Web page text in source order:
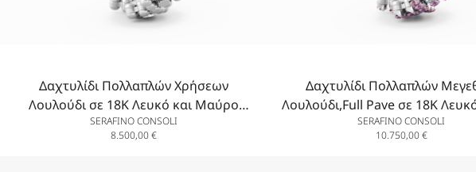
Δαχτυλίδι Πολλαπλών Χρήσεων
Λουλούδι σε 18K Λευκό και Μαύρο
Χρυσό με Λευκά Διαμάντια και Μπλε
Ζαφείρια
SERAFINO CONSOLI
8.500,00€
Δαχτυλίδι Πολλαπλών
Λουλούδι,Full Pave σε 18K
με Διαμάντια και Ροζ
SERAFINO CONSOLI
10.750,00€